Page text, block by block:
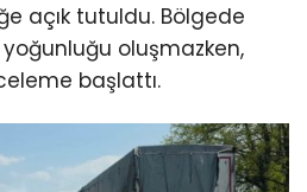
açık tutuldu. Bölgede
oluşmazken,
başlattı.